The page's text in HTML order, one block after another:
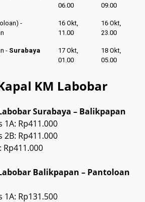
06.00
09.00
-
16 Okt,
11.00
16 Okt,
23.00
- Surabaya
17 Okt,
01.00
18 Okt,
05.00
KM Labobar
Surabaya – Balikpapan
1A: Rp411.000
2B: Rp411.000
Rp411.000
Balikpapan – Pantoloan
1A: Rp131.500